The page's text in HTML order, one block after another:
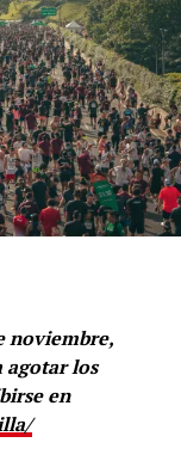
noviembre,
agotar los
en